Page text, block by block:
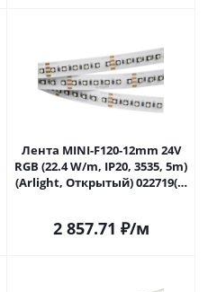
Лента MINI-F120-12mm 24V
RGB (22.4 W/m, IP20, 3535, 5m)
(Arlight, Открытый) 022719(2)
2 857.71 ₽/м